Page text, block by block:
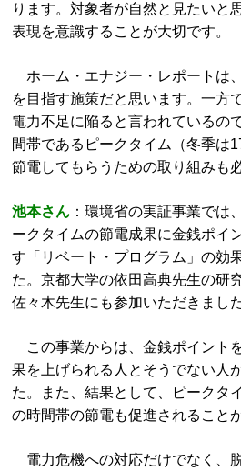
ります。対象者が自然と見たいと
表現を意識することが大切です。
ホーム・エナジー・レポートは
を目指す施策だと思います。一方
電力不足に陥ると言われているの
間帯であるピークタイム（冬季は
節電してもらうための取り組みも
池本さん ：環境省の実証事業では
ークタイムの節電成果に金銭ポイ
す「リベート・プログラム」の効
た。京都大学の依田高典先生の研
佐々木先生にも参加いただきました
この事業からは、金銭ポイント
果を上げられる人とそうでない人
た。また、結果として、ピークタ
の時間帯の節電も促進されること
電力危機への対応だけでなく、